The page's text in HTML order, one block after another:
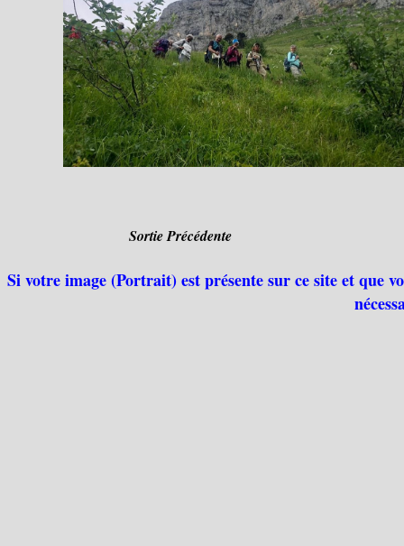
Sortie Précédente
Si votre image (Portrait) est présente sur ce site et que